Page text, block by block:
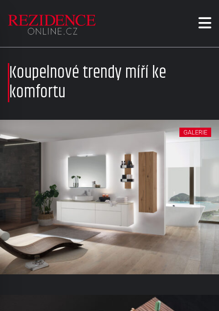
Koupelnové trendy míří ke
komfortu
GALERIE